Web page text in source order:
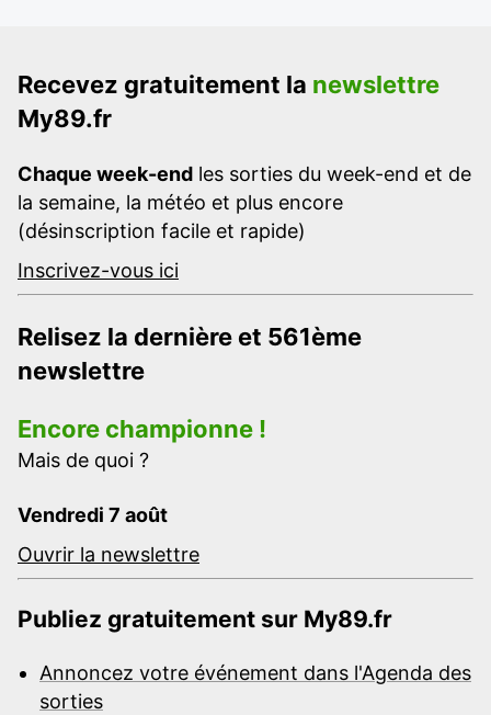
Recevez gratuitement la newslettre
My89.fr
Chaque week-end les sorties du week-end et de
la semaine, la météo et plus encore
(désinscription facile et rapide)
Inscrivez-vous ici
Relisez la dernière et 561ème
newslettre
Encore championne !
Mais de quoi ?
Vendredi 7 août
Ouvrir la newslettre
Publiez gratuitement sur My89.fr
Annoncez votre événement dans l'Agenda des
sorties